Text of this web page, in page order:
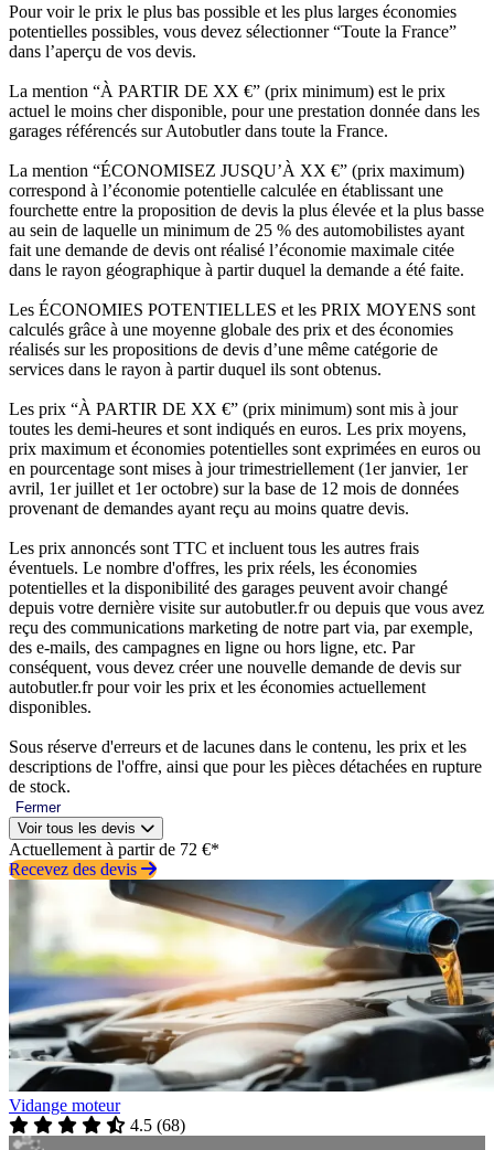
Pour voir le prix le plus bas possible et les plus larges économies
potentielles possibles, vous devez sélectionner “Toute la France”
dans l’aperçu de vos devis.
La mention “À PARTIR DE XX €” (prix minimum) est le prix
actuel le moins cher disponible, pour une prestation donnée dans les
garages référencés sur Autobutler dans toute la France.
La mention “ÉCONOMISEZ JUSQU’À XX €” (prix maximum)
correspond à l’économie potentielle calculée en établissant une
fourchette entre la proposition de devis la plus élevée et la plus basse
au sein de laquelle un minimum de 25 % des automobilistes ayant
fait une demande de devis ont réalisé l’économie maximale citée
dans le rayon géographique à partir duquel la demande a été faite.
Les ÉCONOMIES POTENTIELLES et les PRIX MOYENS sont
calculés grâce à une moyenne globale des prix et des économies
réalisés sur les propositions de devis d’une même catégorie de
services dans le rayon à partir duquel ils sont obtenus.
Les prix “À PARTIR DE XX €” (prix minimum) sont mis à jour
toutes les demi-heures et sont indiqués en euros. Les prix moyens,
prix maximum et économies potentielles sont exprimées en euros ou
en pourcentage sont mises à jour trimestriellement (1er janvier, 1er
avril, 1er juillet et 1er octobre) sur la base de 12 mois de données
provenant de demandes ayant reçu au moins quatre devis.
Les prix annoncés sont TTC et incluent tous les autres frais
éventuels. Le nombre d'offres, les prix réels, les économies
potentielles et la disponibilité des garages peuvent avoir changé
depuis votre dernière visite sur autobutler.fr ou depuis que vous avez
reçu des communications marketing de notre part via, par exemple,
des e-mails, des campagnes en ligne ou hors ligne, etc. Par
conséquent, vous devez créer une nouvelle demande de devis sur
autobutler.fr pour voir les prix et les économies actuellement
disponibles.
Sous réserve d'erreurs et de lacunes dans le contenu, les prix et les
descriptions de l'offre, ainsi que pour les pièces détachées en rupture
de stock.
Fermer
Voir tous les devis
Actuellement à partir de 72 €*
Recevez des devis
Vidange moteur
4.5 (68)